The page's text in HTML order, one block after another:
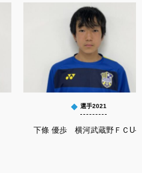
選手2021
下條 優歩 横河武蔵野ＦＣU-